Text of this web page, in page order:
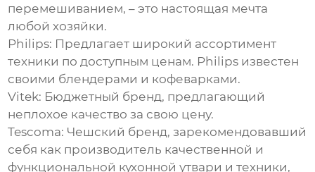
перемешиванием, – это настоящая мечта
любой хозяйки.
Philips: Предлагает широкий ассортимент
техники по доступным ценам. Philips известен
своими блендерами и кофеварками.
Vitek: Бюджетный бренд, предлагающий
неплохое качество за свою цену.
Tescoma: Чешский бренд, зарекомендовавший
себя как производитель качественной и
функциональной кухонной утвари и техники,